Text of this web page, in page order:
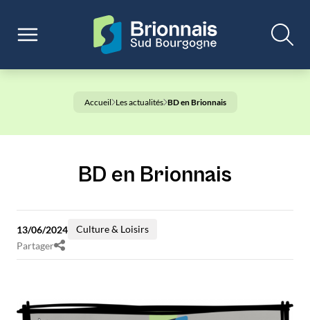
Accueil Les actualités BD en Brionnais
BD en Brionnais
13/06/2024
Culture & Loisirs
Partager